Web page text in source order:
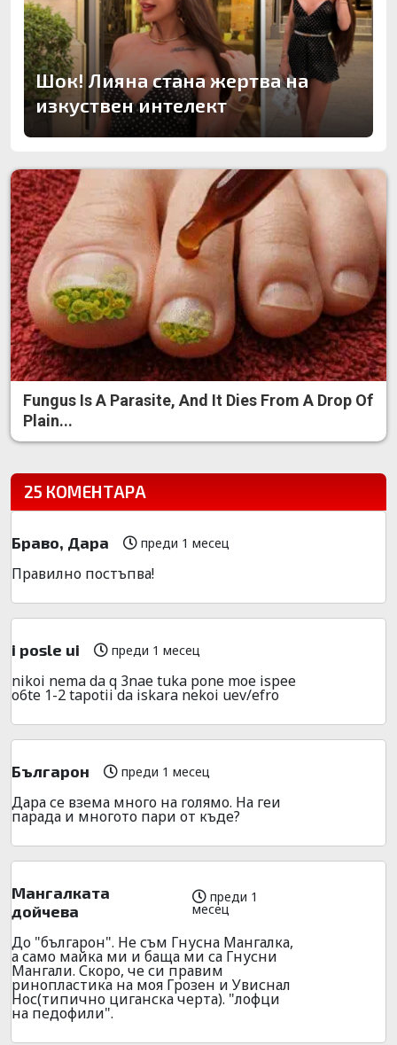
Шок! Лияна стана жертва на
изкуствен интелект
Fungus Is A Parasite, And It Dies From A Drop Of
Plain...
25 КОМЕНТАРА
Браво, Дара преди 1 месец
Правилно постъпва!
i posle ui преди 1 месец
nikoi nema da q 3nae tuka pone moe ispee
o6te 1-2 tapotii da iskara nekoi uev/efro
Българон преди 1 месец
Дара се взема много на голямо. На геи
парада и многото пари от къде?
Мангалката
дойчева
преди 1
месец
До "българон". Не съм Гнусна Мангалка,
а само майка ми и баща ми са Гнусни
Мангали. Скоро, че си правим
ринопластика на моя Грозен и Увиснал
Нос(типично циганска черта). "лофци
на педофили".